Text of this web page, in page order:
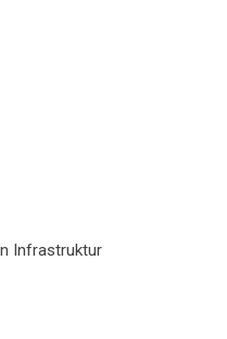
Infrastruktur